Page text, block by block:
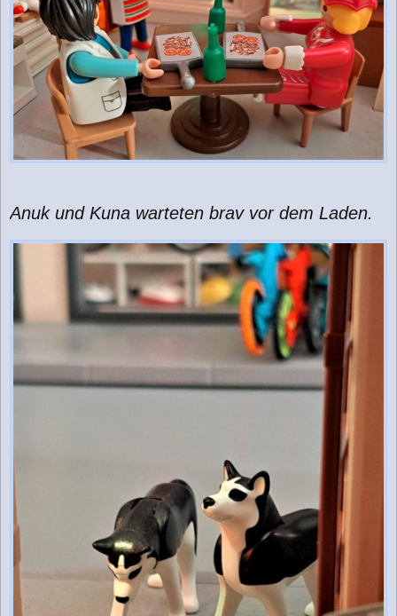
Anuk und Kuna warteten brav vor dem Laden.